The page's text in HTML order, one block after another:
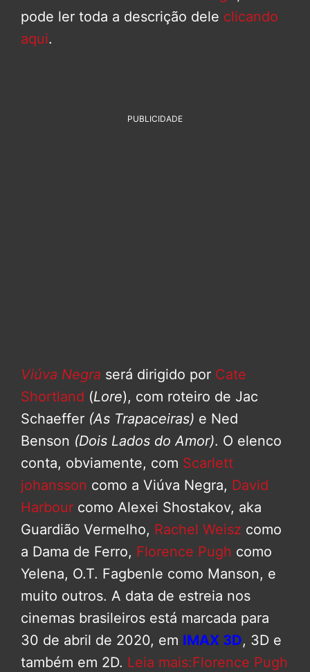
pode ler toda a descrição dele clicando
aqui.
PUBLICIDADE
Viúva Negra será dirigido por Cate
Shortland (Lore), com roteiro de Jac
Schaeffer (As Trapaceiras) e Ned
Benson (Dois Lados do Amor). O elenco
conta, obviamente, com Scarlett
johansson como a Viúva Negra, David
Harbour como Alexei Shostakov, aka
Guardião Vermelho, Rachel Weisz como
a Dama de Ferro, Florence Pugh como
Yelena, O.T. Fagbenle como Manson, e
muito outros. A data de estreia nos
cinemas brasileiros está marcada para
30 de abril de 2020, em IMAX 3D, 3D e
também em 2D. Leia mais:Florence Pugh